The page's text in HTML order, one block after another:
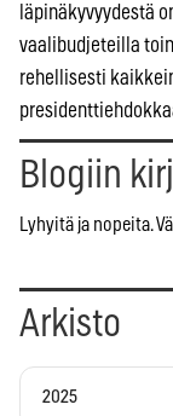
läpinäkyvyydestä
vaalibudjeteilla
rehellisesti
Blogiin
Lyhyitä ja nopeita.
Arkisto
2025